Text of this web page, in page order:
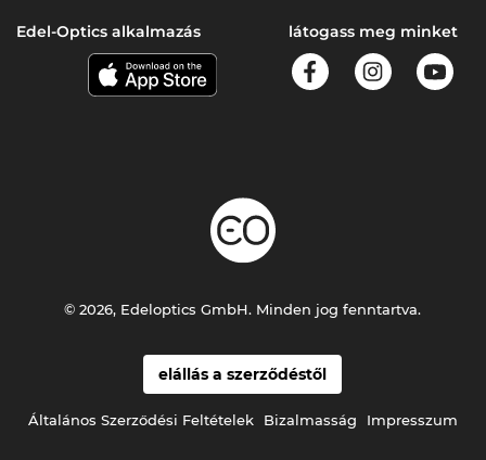
Edel-Optics alkalmazás látogass meg minket
elállás a szerződéstől
Általános Szerződési Feltételek Bizalmasság Impresszum
© 2026, Edeloptics GmbH. Minden jog fenntartva.